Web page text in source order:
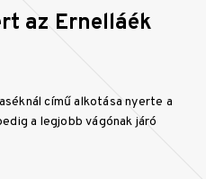
az Ernelláék
című alkotása nyerte a
a legjobb vágónak járó